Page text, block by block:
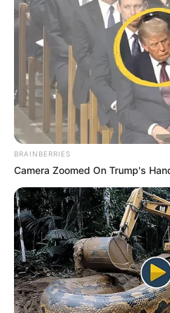
komoly küzdelem zajlik a
egyensúlyának
dolog és komoly kihívás.
partnerünkről van szó,
románoknak, annál inkább
magyar kereskedelem” –
BRAINBERRIES
Camera Zoomed On Trump's